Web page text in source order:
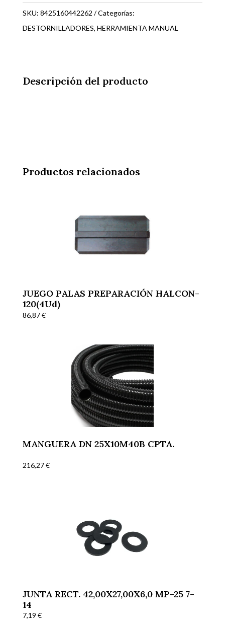
S2
1x100MM.
SKU: 8425160442262
Categorías:
DESTORNILLADORES, HERRAMIENTA MANUAL
Descripción del producto
Productos relacionados
JUEGO PALAS PREPARACIÓN HALCON-
120(4Ud)
86,87€
MANGUERA DN 25X10M40B CPTA.
216,27€
JUNTA RECT. 42,00X27,00X6,0 MP-25 7-
14
7,19 €